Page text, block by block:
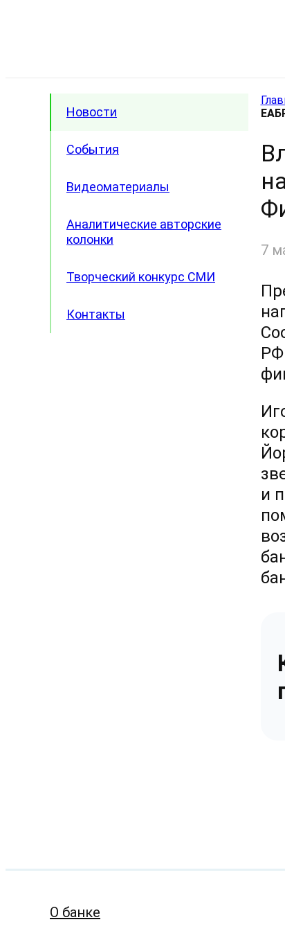
Новости
События
Видеоматериалы
Аналитические авторские
колонки
Творческий конкурс СМИ
Контакты
7
РФ
и
О банке